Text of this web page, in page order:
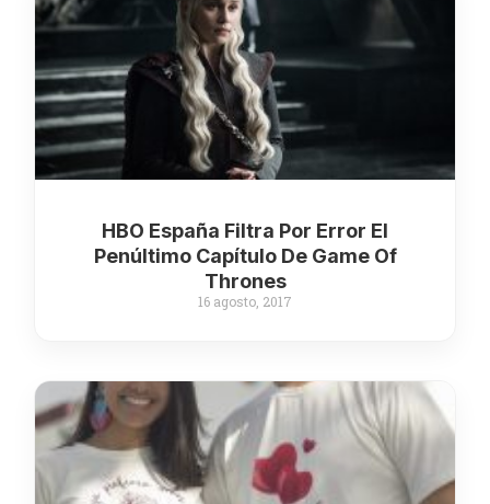
HBO España Filtra Por Error El
Penúltimo Capítulo De Game Of
Thrones
16 agosto, 2017